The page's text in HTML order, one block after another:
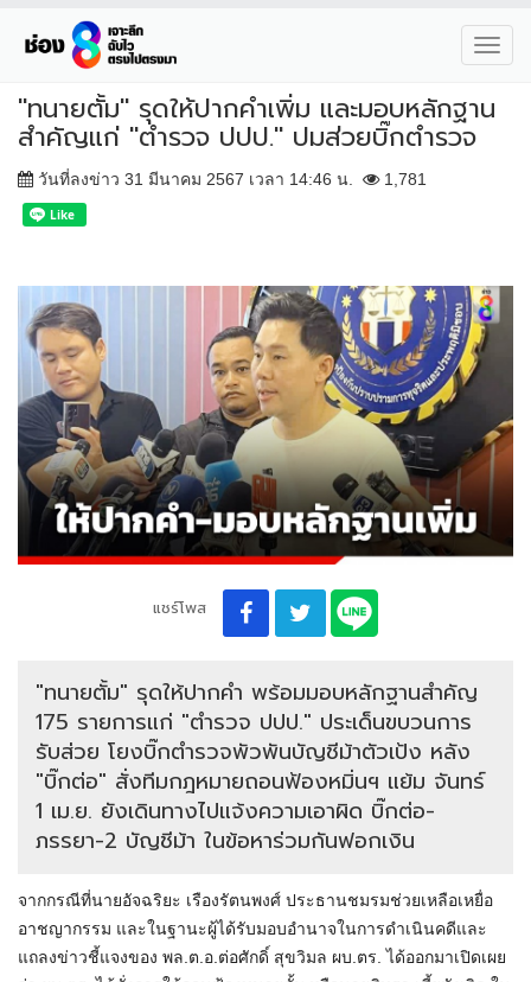
"ทนายตั้ม" รุดให้ปากคำเพิ่ม และมอบหลักฐาน
สำคัญแก่ "ตำรวจ ปปป." ปมส่วยบิ๊กตำรวจ
วันที่ลงข่าว 31 มีนาคม 2567 เวลา 14:46 น. 1,781
แชร์โพส
"ทนายตั้ม" รุดให้ปากคำ พร้อมมอบหลักฐานสำคัญ
175 รายการแก่ "ตำรวจ ปปป." ประเด็นขบวนการ
รับส่วย โยงบิ๊กตำรวจพัวพันบัญชีม้าตัวเป้ง หลัง
"บิ๊กต่อ" สั่งทีมกฎหมายถอนฟ้องหมิ่นฯ แย้ม จันทร์
1 เม.ย. ยังเดินทางไปแจ้งความเอาผิด บิ๊กต่อ-
ภรรยา-2 บัญชีม้า ในข้อหาร่วมกันฟอกเงิน
จากกรณีที่นายอัจฉริยะ เรืองรัตนพงศ์ ประธานชมรมช่วยเหลือเหยื่อ
อาชญากรรม และในฐานะผู้ได้รับมอบอำนาจในการดำเนินคดีและ
แถลงข่าวชี้แจงของ พล.ต.อ.ต่อศักดิ์ สุขวิมล ผบ.ตร. ได้ออกมาเปิดเผย